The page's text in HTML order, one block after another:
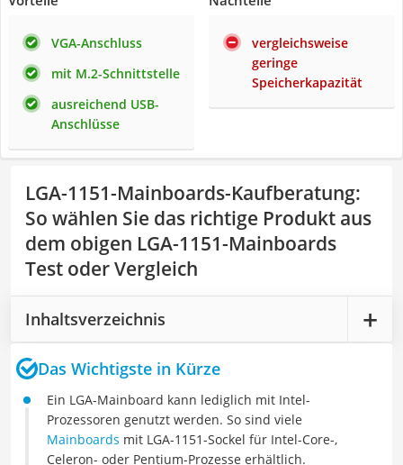
VGA-Anschluss
mit M.2-Schnittstelle
ausreichend USB-
Anschlüsse
vergleichsweise
geringe
Speicherkapazität
LGA-1151-Mainboards-Kaufberatung:
So wählen Sie das richtige Produkt aus
dem obigen LGA-1151-Mainboards
Test oder Vergleich
Inhaltsverzeichnis
Das Wichtigste in Kürze
Ein LGA-Mainboard kann lediglich mit Intel-
Prozessoren genutzt werden. So sind viele
Mainboards mit LGA-1151-Sockel für Intel-Core-,
Celeron- oder Pentium-Prozesse erhältlich.